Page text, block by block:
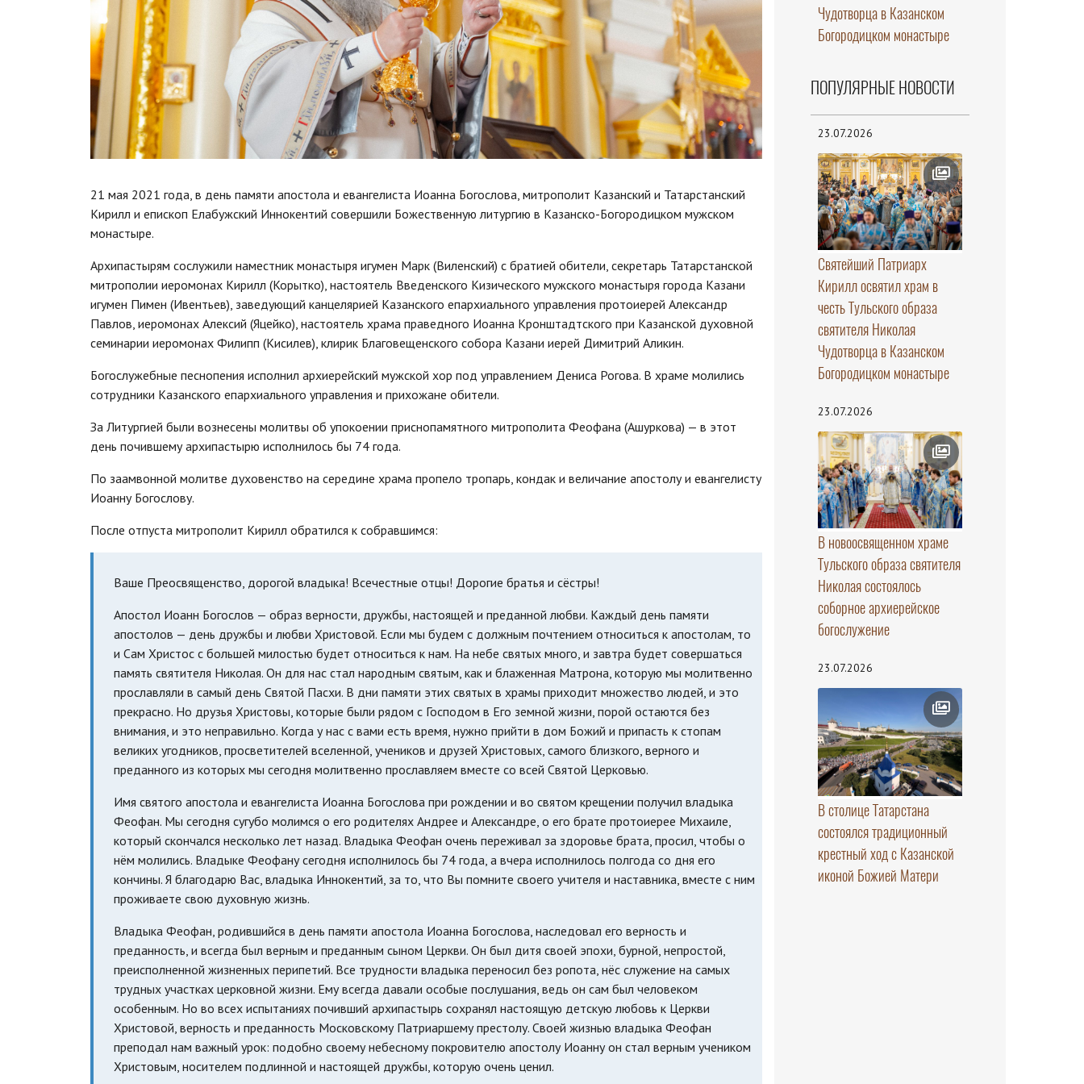
21 мая 2021 года, в день памяти апостола и евангелиста Иоанна Богослова, митрополит Казанский и Татарстанский
Кирилл и епископ Елабужский Иннокентий совершили Божественную литургию в Казанско-Богородицком мужском
монастыре.
Архипастырям сослужили наместник монастыря игумен Марк (Виленский) с братией обители, секретарь Татарстанской
митрополии иеромонах Кирилл (Корытко), настоятель Введенского Кизического мужского монастыря города Казани
игумен Пимен (Ивентьев), заведующий канцелярией Казанского епархиального управления протоиерей Александр
Павлов, иеромонах Алексий (Яцейко), настоятель храма праведного Иоанна Кронштадтского при Казанской духовной
семинарии иеромонах Филипп (Кисилев), клирик Благовещенского собора Казани иерей Димитрий Аликин.
Богослужебные песнопения исполнил архиерейский мужской хор под управлением Дениса Рогова. В храме молились
сотрудники Казанского епархиального управления и прихожане обители.
За Литургией были вознесены молитвы об упокоении приснопамятного митрополита Феофана (Ашуркова) — в этот
день почившему архипастырю исполнилось бы 74 года.
По заамвонной молитве духовенство на середине храма пропело тропарь, кондак и величание апостолу и евангелисту
Иоанну Богослову.
После отпуста митрополит Кирилл обратился к собравшимся:
Ваше Преосвященство, дорогой владыка! Всечестные отцы! Дорогие братья и сёстры!
Апостол Иоанн Богослов — образ верности, дружбы, настоящей и преданной любви. Каждый день памяти
апостолов — день дружбы и любви Христовой. Если мы будем с должным почтением относиться к апостолам, то
и Сам Христос с большей милостью будет относиться к нам. На небе святых много, и завтра будет совершаться
память святителя Николая. Он для нас стал народным святым, как и блаженная Матрона, которую мы молитвенно
прославляли в самый день Святой Пасхи. В дни памяти этих святых в храмы приходит множество людей, и это
прекрасно. Но друзья Христовы, которые были рядом с Господом в Его земной жизни, порой остаются без
внимания, и это неправильно. Когда у нас с вами есть время, нужно прийти в дом Божий и припасть к стопам
великих угодников, просветителей вселенной, учеников и друзей Христовых, самого близкого, верного и
преданного из которых мы сегодня молитвенно прославляем вместе со всей Святой Церковью.
Имя святого апостола и евангелиста Иоанна Богослова при рождении и во святом крещении получил владыка
Феофан. Мы сегодня сугубо молимся о его родителях Андрее и Александре, о его брате протоиерее Михаиле,
который скончался несколько лет назад. Владыка Феофан очень переживал за здоровье брата, просил, чтобы о
нём молились. Владыке Феофану сегодня исполнилось бы 74 года, а вчера исполнилось полгода со дня его
кончины. Я благодарю Вас, владыка Иннокентий, за то, что Вы помните своего учителя и наставника, вместе с ним
проживаете свою духовную жизнь.
Владыка Феофан, родившийся в день памяти апостола Иоанна Богослова, наследовал его верность и
преданность, и всегда был верным и преданным сыном Церкви. Он был дитя своей эпохи, бурной, непростой,
преисполненной жизненных перипетий. Все трудности владыка переносил без ропота, нёс служение на самых
трудных участках церковной жизни. Ему всегда давали особые послушания, ведь он сам был человеком
особенным. Но во всех испытаниях почивший архипастырь сохранял настоящую детскую любовь к Церкви
Христовой, верность и преданность Московскому Патриаршему престолу. Своей жизнью владыка Феофан
преподал нам важный урок: подобно своему небесному покровителю апостолу Иоанну он стал верным учеником
Христовым, носителем подлинной и настоящей дружбы, которую очень ценил.
Чудотворца в Казанском
Богородицком монастыре
ПОПУЛЯРНЫЕ НОВОСТИ
23.07.2026
Святейший Патриарх
Кирилл освятил храм в
честь Тульского образа
святителя Николая
Чудотворца в Казанском
Богородицком монастыре
23.07.2026
В новоосвященном храме
Тульского образа святителя
Николая состоялось
соборное архиерейское
богослужение
23.07.2026
В столице Татарстана
состоялся традиционный
крестный ход с Казанской
иконой Божией Матери